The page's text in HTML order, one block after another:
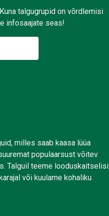
talgugrupid on võrdlemisi
infosaajate seas!
milles saab kaasa lüüa
populaarsust võitev
Talguil teeme looduskaitselisi
või kuulame kohaliku